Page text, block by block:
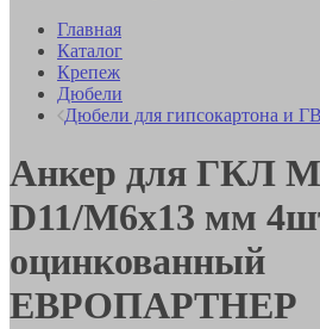
Главная
Каталог
Крепеж
Дюбели
Дюбели для гипсокартона и
Анкер для ГКЛ
D11/М6х13 мм
оцинкованный
ЕВРОПАРТНЕР